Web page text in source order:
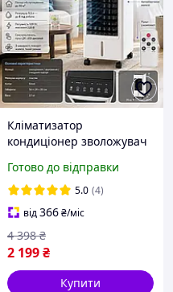
Кліматизатор
кондиціонер зволожувач
охолодженням 5.5 л з
пультом керування
підлоговий
Готово до відправки
5.0 (4)
від366₴/міс
2 199₴
4 398 ₴
Купити